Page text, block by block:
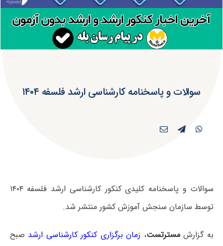
سوالات و پاسخنامه کارشناسی ارشد فلسفه ۱۴۰۴
سوالات و پاسخنامه کلیدی کنکور کارشناسی ارشد فلسفه ۱۴۰۴
توسط سازمان سنجش آموزش کشور منتشر شد.
به گزارشمسترتست، زمان برگزاری کنکور کارشناسی ارشد صبح